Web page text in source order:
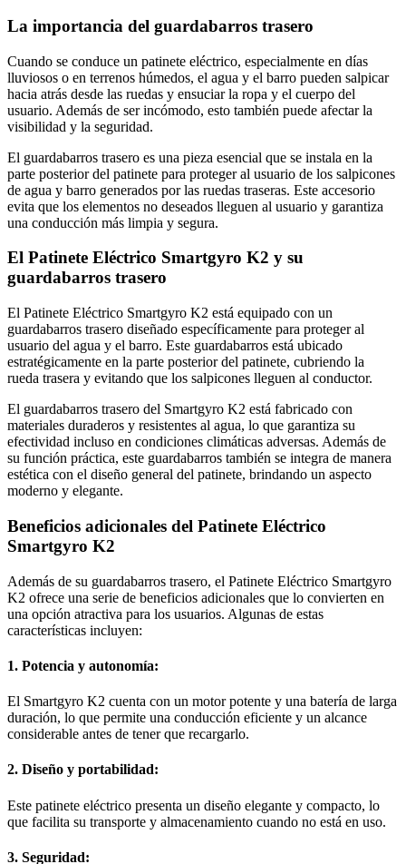
La importancia del guardabarros trasero
Cuando se conduce un patinete eléctrico, especialmente en días
lluviosos o en terrenos húmedos, el agua y el barro pueden salpicar
hacia atrás desde las ruedas y ensuciar la ropa y el cuerpo del
usuario. Además de ser incómodo, esto también puede afectar la
visibilidad y la seguridad.
El guardabarros trasero es una pieza esencial que se instala en la
parte posterior del patinete para proteger al usuario de los salpicones
de agua y barro generados por las ruedas traseras. Este accesorio
evita que los elementos no deseados lleguen al usuario y garantiza
una conducción más limpia y segura.
El Patinete Eléctrico Smartgyro K2 y su
guardabarros trasero
El Patinete Eléctrico Smartgyro K2 está equipado con un
guardabarros trasero diseñado específicamente para proteger al
usuario del agua y el barro. Este guardabarros está ubicado
estratégicamente en la parte posterior del patinete, cubriendo la
rueda trasera y evitando que los salpicones lleguen al conductor.
El guardabarros trasero del Smartgyro K2 está fabricado con
materiales duraderos y resistentes al agua, lo que garantiza su
efectividad incluso en condiciones climáticas adversas. Además de
su función práctica, este guardabarros también se integra de manera
estética con el diseño general del patinete, brindando un aspecto
moderno y elegante.
Beneficios adicionales del Patinete Eléctrico
Smartgyro K2
Además de su guardabarros trasero, el Patinete Eléctrico Smartgyro
K2 ofrece una serie de beneficios adicionales que lo convierten en
una opción atractiva para los usuarios. Algunas de estas
características incluyen:
1. Potencia y autonomía:
El Smartgyro K2 cuenta con un motor potente y una batería de larga
duración, lo que permite una conducción eficiente y un alcance
considerable antes de tener que recargarlo.
2. Diseño y portabilidad:
Este patinete eléctrico presenta un diseño elegante y compacto, lo
que facilita su transporte y almacenamiento cuando no está en uso.
3. Seguridad: